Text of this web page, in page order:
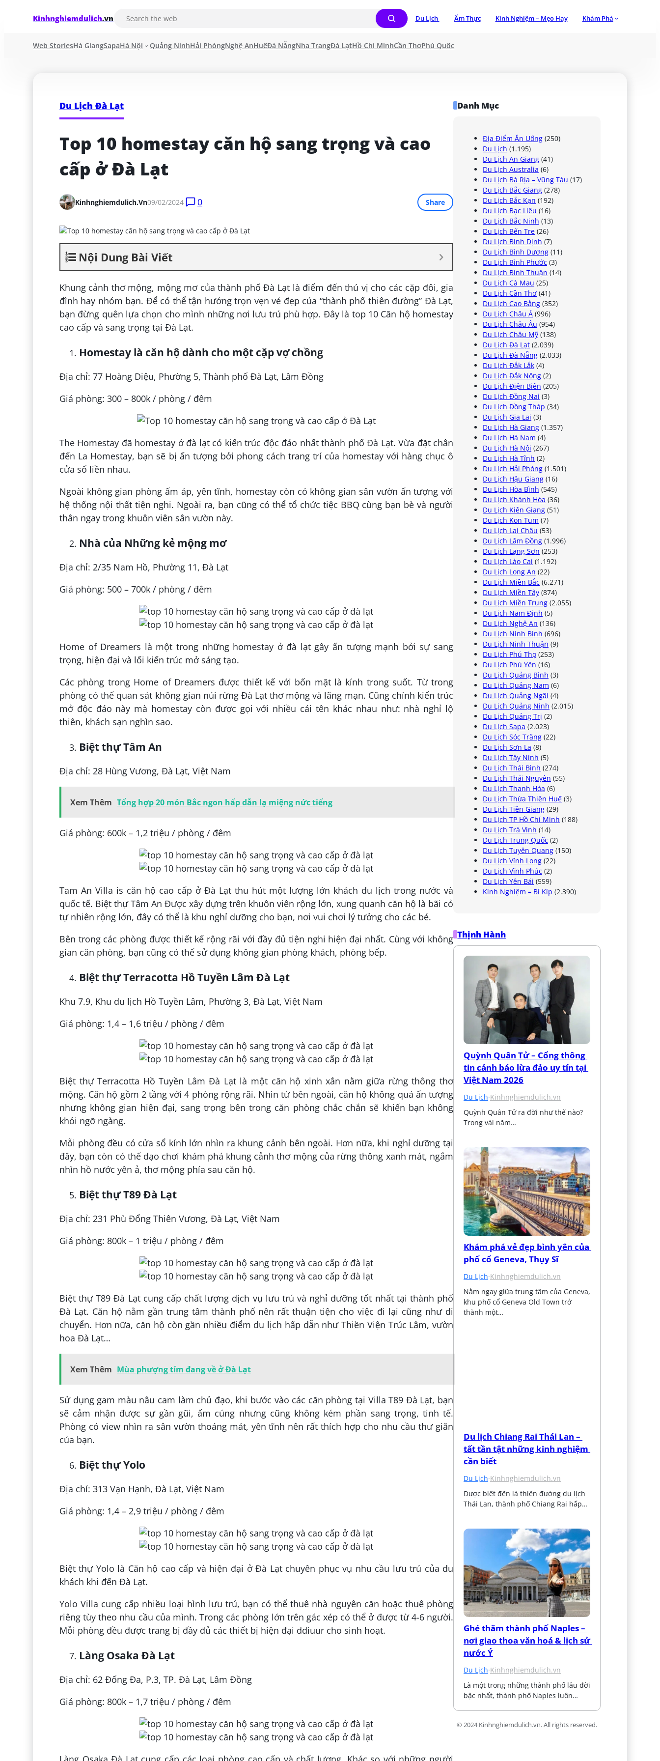
Kinhnghiemdulich.vn Du Lịch Ẩm Thực Kinh Nghiệm – Mẹo Hay Khám Phá
Web StoriesHà GiangSapaHà Nội Quảng NinhHải PhòngNghệ AnHuếĐà NẵngNha TrangĐà LạtHồ Chí MinhCần ThơPhú Quốc
Du Lịch Đà Lạt
Top 10 homestay căn hộ sang trọng và cao
cấp ở Đà Lạt
Kinhnghiemdulich.vn09/02/2024 0 Share
Nội Dung Bài Viết
Khung cảnh thơ mộng, mộng mơ của thành phố Đà Lạt là điểm đến thú vị cho các cặp đôi, gia
đình hay nhóm bạn. Để có thể tận hưởng trọn vẹn vẻ đẹp của “thành phố thiên đường” Đà Lạt,
bạn đừng quên lựa chọn cho mình những nơi lưu trú phù hợp. Đây là top 10 Căn hộ homestay
cao cấp và sang trọng tại Đà Lạt.
Homestay là căn hộ dành cho một cặp vợ chồng
Địa chỉ: 77 Hoàng Diệu, Phường 5, Thành phố Đà Lạt, Lâm Đồng
Giá phòng: 300 – 800k / phòng / đêm
The Homestay đã homestay ở đà lạt có kiến ​​trúc độc đáo nhất thành phố Đà Lạt. Vừa đặt chân
đến La Homestay, bạn sẽ bị ấn tượng bởi phong cách trang trí của homestay với hàng chục ô
cửa sổ liền nhau.
Ngoài không gian phòng ấm áp, yên tĩnh, homestay còn có không gian sân vườn ấn tượng với
hệ thống nội thất tiện nghi. Ngoài ra, bạn cũng có thể tổ chức tiệc BBQ cùng bạn bè và người
thân ngay trong khuôn viên sân vườn này.
Nhà của Những kẻ mộng mơ
Địa chỉ: 2/35 Nam Hồ, Phường 11, Đà Lạt
Giá phòng: 500 – 700k / phòng / đêm
Home of Dreamers là một trong những homestay ở đà lạt gây ấn tượng mạnh bởi sự sang
trọng, hiện đại và lối kiến ​​trúc mở sáng tạo.
Các phòng trong Home of Dreamers được thiết kế với bốn mặt là kính trong suốt. Từ trong
phòng có thể quan sát không gian núi rừng Đà Lạt thơ mộng và lãng mạn. Cũng chính kiến ​​trúc
mở độc đáo này mà homestay còn được gọi với nhiều cái tên khác nhau như: nhà nghỉ lộ
thiên, khách sạn nghìn sao.
Biệt thự Tâm An
Địa chỉ: 28 Hùng Vương, Đà Lạt, Việt Nam
Xem Thêm Tổng hợp 20 món Bắc ngon hấp dẫn lạ miệng nức tiếng
Giá phòng: 600k – 1,2 triệu / phòng / đêm
Tam An Villa is căn hộ cao cấp ở Đà Lạt thu hút một lượng lớn khách du lịch trong nước và
quốc tế. Biệt thự Tâm An Được xây dựng trên khuôn viên rộng lớn, xung quanh căn hộ là bãi cỏ
tự nhiên rộng lớn, đây có thể là khu nghỉ dưỡng cho bạn, nơi vui chơi lý tưởng cho các bé.
Bên trong các phòng được thiết kế rộng rãi với đầy đủ tiện nghi hiện đại nhất. Cùng với không
gian căn phòng, bạn cũng có thể sử dụng không gian phòng khách, phòng bếp.
Biệt thự Terracotta Hồ Tuyền Lâm Đà Lạt
Khu 7.9, Khu du lịch Hồ Tuyền Lâm, Phường 3, Đà Lạt, Việt Nam
Giá phòng: 1,4 – 1,6 triệu / phòng / đêm
Biệt thự Terracotta Hồ Tuyền Lâm Đà Lạt là một căn hộ xinh xắn nằm giữa rừng thông thơ
mộng. Căn hộ gồm 2 tầng với 4 phòng rộng rãi. Nhìn từ bên ngoài, căn hộ không quá ấn tượng
nhưng không gian hiện đại, sang trọng bên trong căn phòng chắc chắn sẽ khiến bạn không
khỏi ngỡ ngàng.
Mỗi phòng đều có cửa sổ kính lớn nhìn ra khung cảnh bên ngoài. Hơn nữa, khi nghỉ dưỡng tại
đây, bạn còn có thể dạo chơi khám phá khung cảnh thơ mộng của rừng thông xanh mát, ngắm
nhìn hồ nước yên ả, thơ mộng phía sau căn hộ.
Biệt thự T89 Đà Lạt
Địa chỉ: 231 Phù Đổng Thiên Vương, Đà Lạt, Việt Nam
Giá phòng: 800k – 1 triệu / phòng / đêm
Biệt thự T89 Đà Lạt cung cấp chất lượng dịch vụ lưu trú và nghỉ dưỡng tốt nhất tại thành phố
Đà Lạt. Căn hộ nằm gần trung tâm thành phố nên rất thuận tiện cho việc đi lại cũng như di
chuyển. Hơn nữa, căn hộ còn gần nhiều điểm du lịch hấp dẫn như Thiền Viện Trúc Lâm, vườn
hoa Đà Lạt…
Xem Thêm Mùa phượng tím đang về ở Đà Lạt
Sử dụng gam màu nâu cam làm chủ đạo, khi bước vào các căn phòng tại Villa T89 Đà Lạt, bạn
sẽ cảm nhận được sự gần gũi, ấm cúng nhưng cũng không kém phần sang trọng, tinh tế.
Phòng có view nhìn ra sân vườn thoáng mát, yên tĩnh nên rất thích hợp cho nhu cầu thư giãn
của bạn.
Biệt thự Yolo
Địa chỉ: 313 Vạn Hạnh, Đà Lạt, Việt Nam
Giá phòng: 1,4 – 2,9 triệu / phòng / đêm
Biệt thự Yolo là Căn hộ cao cấp và hiện đại ở Đà Lạt chuyên phục vụ nhu cầu lưu trú của du
khách khi đến Đà Lạt.
Yolo Villa cung cấp nhiều loại hình lưu trú, bạn có thể thuê nhà nguyên căn hoặc thuê phòng
riêng tùy theo nhu cầu của mình. Trong các phòng lớn trên gác xép có thể ở được từ 4-6 người.
Mỗi phòng đều được trang bị đầy đủ các thiết bị hiện đại ddiuur cho sinh hoạt.
Làng Osaka Đà Lạt
Địa chỉ: 62 Đống Đa, P.3, TP. Đà Lạt, Lâm Đồng
Giá phòng: 800k – 1,7 triệu / phòng / đêm
Danh Mục
Địa Điểm Ăn Uống (250)
Du Lịch (1.195)
Du Lịch An Giang (41)
Du Lịch Australia (6)
Du Lịch Bà Rịa – Vũng Tàu (17)
Du Lịch Bắc Giang (278)
Du Lịch Bắc Kạn (192)
Du Lịch Bạc Liêu (16)
Du Lịch Bắc Ninh (13)
Du Lịch Bến Tre (26)
Du Lịch Bình Định (7)
Du Lịch Bình Dương (11)
Du Lịch Bình Phước (3)
Du Lịch Bình Thuận (14)
Du Lịch Cà Mau (25)
Du Lịch Cần Thơ (41)
Du Lịch Cao Bằng (352)
Du Lịch Châu Á (996)
Du Lịch Châu Âu (954)
Du Lịch Châu Mỹ (138)
Du Lịch Đà Lạt (2.039)
Du Lịch Đà Nẵng (2.033)
Du Lịch Đắk Lắk (4)
Du Lịch Đắk Nông (2)
Du Lịch Điện Biên (205)
Du Lịch Đồng Nai (3)
Du Lịch Đồng Tháp (34)
Du Lịch Gia Lai (3)
Du Lịch Hà Giang (1.357)
Du Lịch Hà Nam (4)
Du Lịch Hà Nội (267)
Du Lịch Hà Tĩnh (2)
Du Lịch Hải Phòng (1.501)
Du Lịch Hậu Giang (16)
Du Lịch Hòa Bình (545)
Du Lịch Khánh Hòa (36)
Du Lịch Kiên Giang (51)
Du Lịch Kon Tum (7)
Du Lịch Lai Châu (53)
Du Lịch Lâm Đồng (1.996)
Du Lịch Lạng Sơn (253)
Du Lịch Lào Cai (1.192)
Du Lịch Long An (22)
Du Lịch Miền Bắc (6.271)
Du Lịch Miền Tây (874)
Du Lịch Miền Trung (2.055)
Du Lịch Nam Định (5)
Du Lịch Nghệ An (136)
Du Lịch Ninh Bình (696)
Du Lịch Ninh Thuận (9)
Du Lịch Phú Thọ (253)
Du Lịch Phú Yên (16)
Du Lịch Quảng Bình (3)
Du Lịch Quảng Nam (6)
Du Lịch Quảng Ngãi (4)
Du Lịch Quảng Ninh (2.015)
Du Lịch Quảng Trị (2)
Du Lịch Sapa (2.023)
Du Lịch Sóc Trăng (22)
Du Lịch Sơn La (8)
Du Lịch Tây Ninh (5)
Du Lịch Thái Bình (274)
Du Lịch Thái Nguyên (55)
Du Lịch Thanh Hóa (6)
Du Lịch Thừa Thiên Huế (3)
Du Lịch Tiền Giang (29)
Du Lịch TP Hồ Chí Minh (188)
Du Lịch Trà Vinh (14)
Du Lịch Trung Quốc (2)
Du Lịch Tuyên Quang (150)
Du Lịch Vĩnh Long (22)
Du Lịch Vĩnh Phúc (2)
Du Lịch Yên Bái (559)
Kinh Nghiệm – Bí Kíp (2.390)
Thịnh Hành
Quỳnh Quân Tử – Cổng thông
tin cảnh báo lừa đảo uy tín tại
Việt Nam 2026
Du Lịch·Kinhnghiemdulich.vn
Quỳnh Quân Tử ra đời như thế nào?
Trong vài năm…
Khám phá vẻ đẹp bình yên của
phố cổ Geneva, Thụy Sĩ
Du Lịch·Kinhnghiemdulich.vn
Nằm ngay giữa trung tâm của Geneva,
khu phố cổ Geneva Old Town trở
thành một…
Du lịch Chiang Rai Thái Lan –
tất tần tật những kinh nghiệm
cần biết
Du Lịch·Kinhnghiemdulich.vn
Được biết đến là thiên đường du lịch
Thái Lan, thành phố Chiang Rai hấp…
Ghé thăm thành phố Naples –
nơi giao thoa văn hoá & lịch sử
nước Ý
Du Lịch·Kinhnghiemdulich.vn
Là một trong những thành phố lâu đời
bậc nhất, thành phố Naples luôn…
© 2024 Kinhnghiemdulich.vn. All rights reserved.